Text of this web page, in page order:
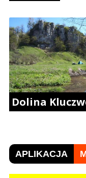
Dolina
APLIKACJA